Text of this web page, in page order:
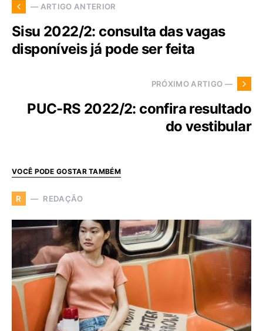
— ARTIGO ANTERIOR
Sisu 2022/2: consulta das vagas
disponíveis já pode ser feita
PRÓXIMO ARTIGO —
PUC-RS 2022/2: confira resultado
do vestibular
VOCÊ PODE GOSTAR TAMBÉM
R REDAÇÃO